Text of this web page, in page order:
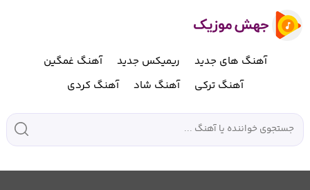
آهنگ های جدید ریمیکس جدید
آهنگ غمگین
آهنگ ترکی
آهنگ شاد آهنگ کردی